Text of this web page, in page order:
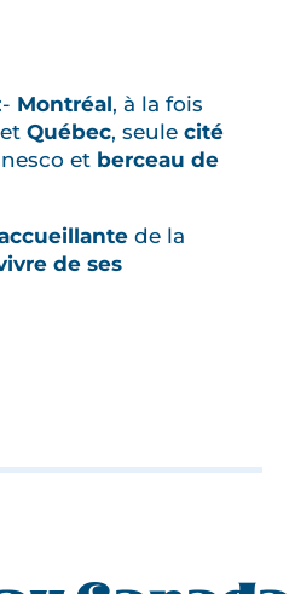
Montréal, à la fois
Québec, seule cité
et berceau de
de la
de ses